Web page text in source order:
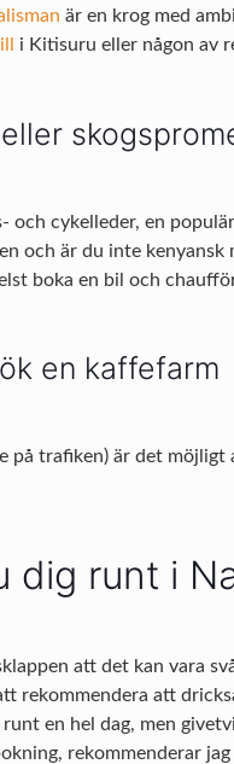
är en krog med
i Kitisuru eller någon av
cykelleder, en
och är du inte
boka en bil och
en kaffefarm
på trafiken) är det möjligt
dig runt i
att det kan vara
rekommendera att
en hel dag, men
rekommenderar